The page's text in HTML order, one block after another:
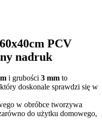
PCV
nadruk
i grubości 3 mm to
doskonale sprawdzi się w
w obróbce tworzywa
do użytku domowego,